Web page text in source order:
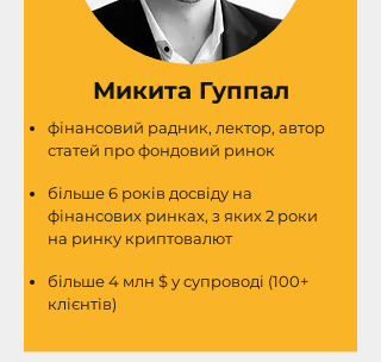
Микита Гуппал
фінансовий радник, лектор, автор
статей про фондовий ринок
більше 6 років досвіду на
фінансових ринках, з яких 2 роки
на ринку криптовалют
більше 4 млн $ у супроводі (100+
клієнтів)